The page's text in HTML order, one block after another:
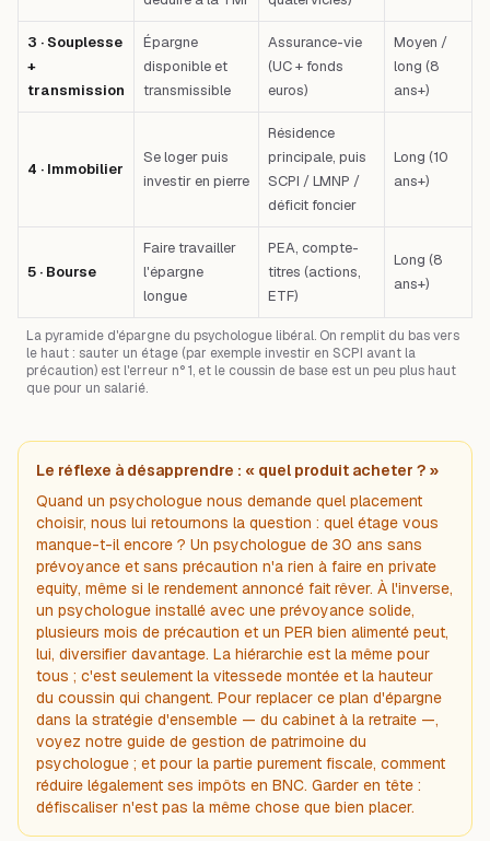
La pyramide d'épargne du psychologue libéral. On remplit du bas vers
le haut : sauter un étage (par exemple investir en SCPI avant la
précaution) est l'erreur n° 1, et le coussin de base est un peu plus haut
que pour un salarié.
3 · Souplesse
+
transmission
Épargne
disponible et
transmissible
Assurance-vie
(UC + fonds
euros)
Moyen /
long (8
ans+)
4 · Immobilier
Se loger puis
investir en pierre
Résidence
principale, puis
SCPI / LMNP /
déficit foncier
Long (10
ans+)
5 · Bourse
Faire travailler
l'épargne
longue
PEA, compte-
titres (actions,
ETF)
Long (8
ans+)
Le réflexe à désapprendre : « quel produit acheter ? »
Quand un psychologue nous demande quel placement
choisir, nous lui retournons la question : quel étage vous
manque-t-il encore ? Un psychologue de 30 ans sans
prévoyance et sans précaution n'a rien à faire en private
equity, même si le rendement annoncé fait rêver. À l'inverse,
un psychologue installé avec une prévoyance solide,
plusieurs mois de précaution et un PER bien alimenté peut,
lui, diversifier davantage. La hiérarchie est la même pour
tous ; c'est seulement la vitessede montée et la hauteur
du coussin qui changent. Pour replacer ce plan d'épargne
dans la stratégie d'ensemble — du cabinet à la retraite —,
voyez notre guide de gestion de patrimoine du
psychologue ; et pour la partie purement fiscale, comment
réduire légalement ses impôts en BNC. Garder en tête :
défiscaliser n'est pas la même chose que bien placer.